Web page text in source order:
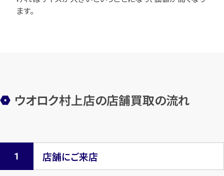
ます。
ウオロク村上店の店舗買取の流れ
店舗にご来店